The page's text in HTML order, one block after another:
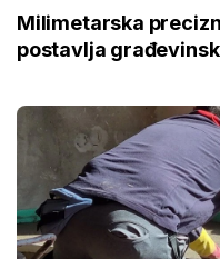
Milimetarska
postavlja